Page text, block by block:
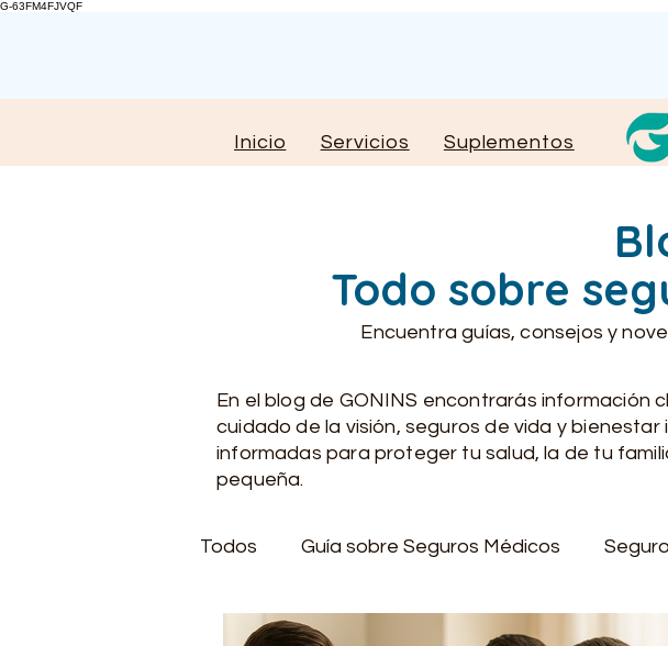
G-63FM4FJVQF
Inicio Servicios Suplementos
Todo sobre
Encuentra guías, consejos y
En el blog de GONINS encontrarás información
cuidado de la visión, seguros de vida y
informadas para proteger tu salud, la de tu
pequeña.
Todos Guía sobre Seguros Médicos
Guía Completa de Protección Dental